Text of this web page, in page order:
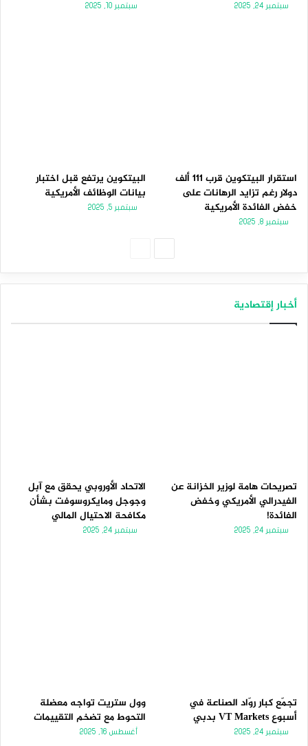
سبتمبر 24, 2025 سبتمبر 10, 2025
استقرار البيتكوين قرب 111 ألف
دولار رغم تزايد الرهانات على
خفض الفائدة الأمريكية
سبتمبر 8, 2025
البيتكوين يرتفع قبل اختبار
بيانات الوظائف الأمريكية
سبتمبر 5, 2025
أخبار إقتصادية
تصريحات هامة لوزير الخزانة عن
الفيدرالي الأمريكي وخفض
الفائدة!
سبتمبر 24, 2025
الاتحاد الأوروبي يحقق مع آبل
وجوجل ومايكروسوفت بشأن
مكافحة الاحتيال المالي
سبتمبر 24, 2025
تجمّع كبار روّاد الصناعة في
أسبوع VT Markets بدبي
سبتمبر 24, 2025
وول ستريت تواجه معضلة
التحوط مع تضخم التقييمات
أغسطس 16, 2025